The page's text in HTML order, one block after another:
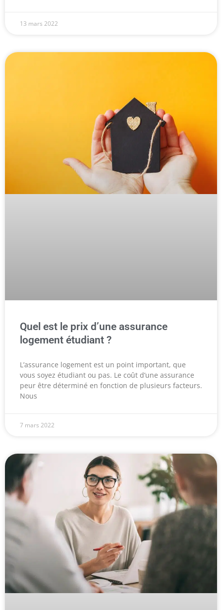
13 mars 2022
Quel est le prix d’une assurance
logement étudiant ?
L’assurance logement est un point important, que
vous soyez étudiant ou pas. Le coût d’une assurance
peur être déterminé en fonction de plusieurs facteurs.
Nous
7 mars 2022